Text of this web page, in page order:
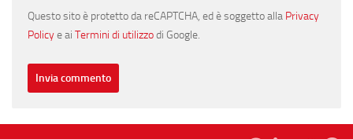
Questo sito è protetto da reCAPTCHA, ed è soggetto alla Privacy
Policye ai Termini di utilizzodi Google.